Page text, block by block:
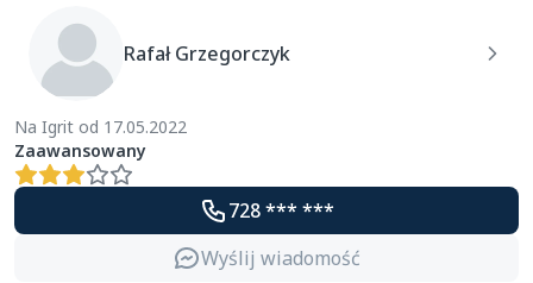
Rafał Grzegorczyk
Na Igrit od 17.05.2022
Zaawansowany
728 *** ***
Wyślij wiadomość